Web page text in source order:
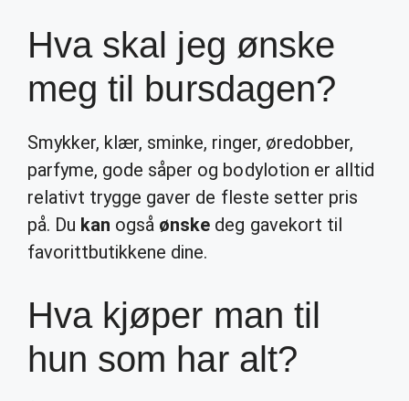
Hva skal jeg ønske
meg til bursdagen?
Smykker, klær, sminke, ringer, øredobber,
parfyme, gode såper og bodylotion er alltid
relativt trygge gaver de fleste setter pris
på. Du kan også ønske deg gavekort til
favorittbutikkene dine.
Hva kjøper man til
hun som har alt?